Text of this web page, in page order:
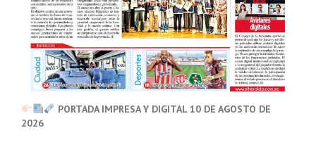
PORTADA IMPRESA Y DIGITAL 10 DE AGOSTO DE
2026